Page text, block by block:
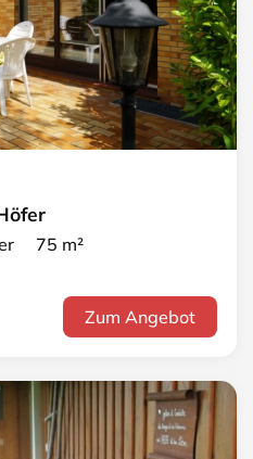
75 m²
Zum Angebot